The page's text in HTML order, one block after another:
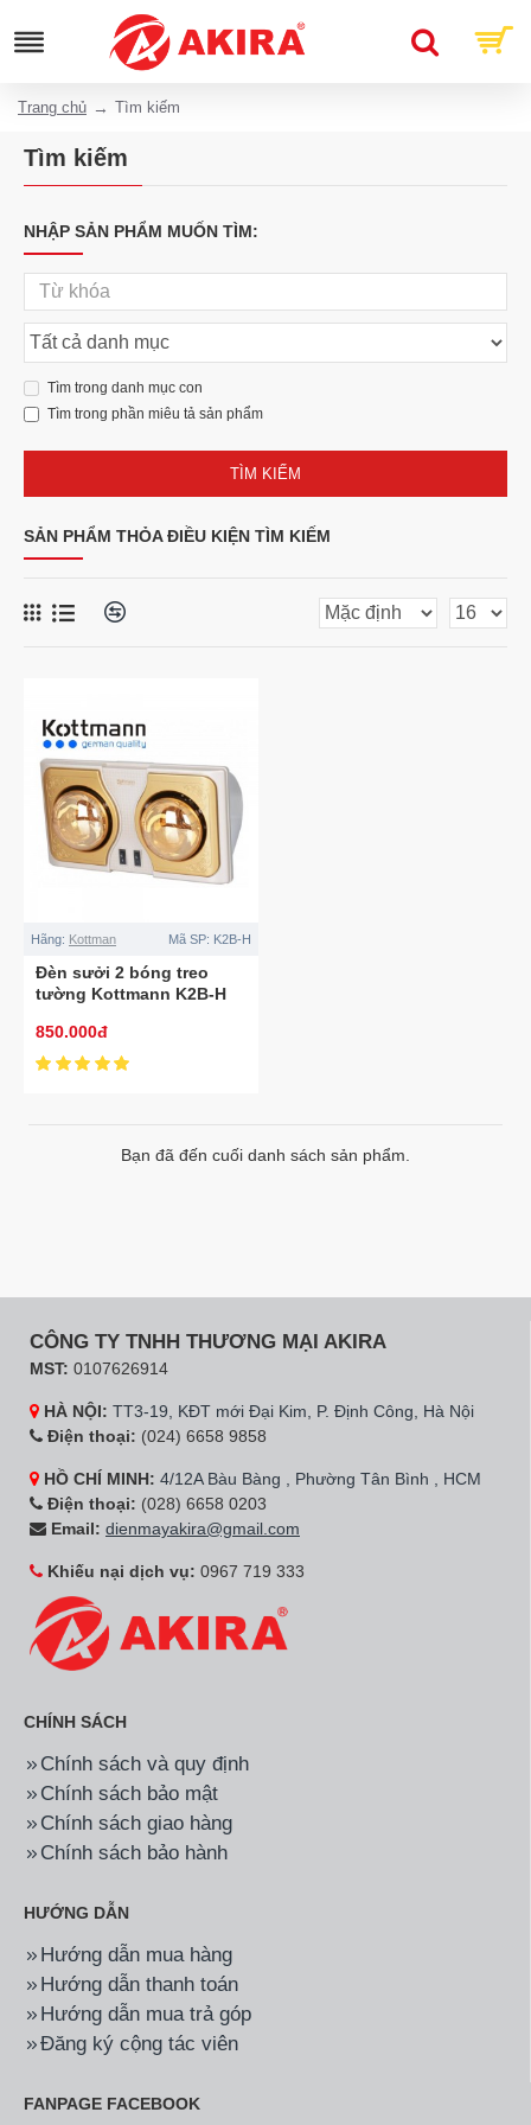
Trang chủ Tìm kiếm
Tìm kiếm
NHẬP SẢN PHẨM MUỐN TÌM:
Tìm trong danh mục con
Tìm trong phần miêu tả sản phẩm
TÌM KIẾM
SẢN PHẨM THỎA ĐIỀU KIỆN TÌM KIẾM
Hãng: Kottman Mã SP: K2B-H
Đèn sưởi 2 bóng treo
tường Kottmann K2B-H
850.000đ
Bạn đã đến cuối danh sách sản phẩm.
CÔNG TY TNHH THƯƠNG MẠI AKIRA
MST: 0107626914
HÀ NỘI: TT3-19, KĐT mới Đại Kim, P. Định Công, Hà Nội
Điện thoại: (024) 6658 9858
HỒ CHÍ MINH: 4/12A Bàu Bàng , Phường Tân Bình , HCM
Điện thoại: (028) 6658 0203
Email: dienmayakira@gmail.com
Khiếu nại dịch vụ: 0967 719 333
CHÍNH SÁCH
Chính sách và quy định
Chính sách bảo mật
Chính sách giao hàng
Chính sách bảo hành
HƯỚNG DẪN
Hướng dẫn mua hàng
Hướng dẫn thanh toán
Hướng dẫn mua trả góp
Đăng ký cộng tác viên
FANPAGE FACEBOOK